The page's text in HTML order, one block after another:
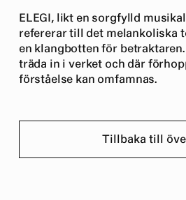
ELEGI, likt en sorgfylld
refererar till det melankoliska
en klangbotten för
träda in i verket och där
förståelse kan omfamnas.
Tillbaka till